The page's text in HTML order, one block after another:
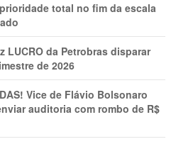
total no fim da escala
LUCRO da Petrobras disparar
de 2026
Vice de Flávio Bolsonaro
auditoria com rombo de R$